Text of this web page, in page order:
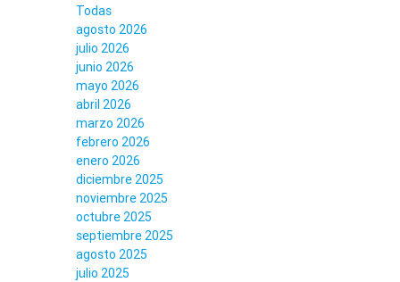
Todas
agosto 2026
julio 2026
junio 2026
mayo 2026
abril 2026
marzo 2026
febrero 2026
enero 2026
diciembre 2025
noviembre 2025
octubre 2025
septiembre 2025
agosto 2025
julio 2025